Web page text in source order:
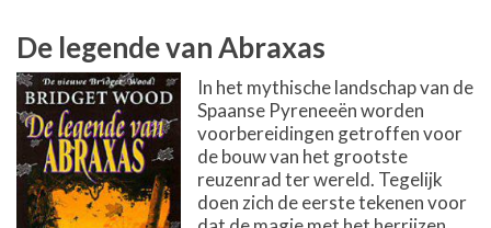
De legende van Abraxas
In het mythische landschap van de
Spaanse Pyreneeën worden
voorbereidingen getroffen voor
de bouw van het grootste
reuzenrad ter wereld. Tegelijk
doen zich de eerste tekenen voor